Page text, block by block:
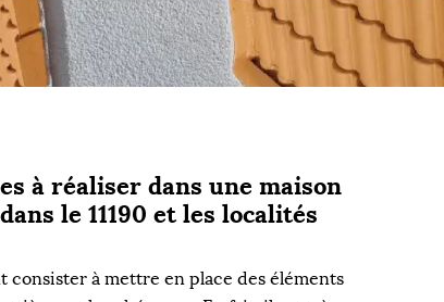
à réaliser dans une maison
le 11190 et les localités
consister à mettre en place des éléments